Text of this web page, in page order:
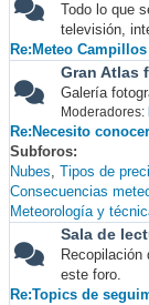
Todo lo que
televisión,
Re:Meteo
Gran Atlas
Galería
Moderadores:
Re:Necesito
Subforos
Nubes Tipos de
Consecuencias
Meteorología y
Sala de
este foro.
Re:Topics de